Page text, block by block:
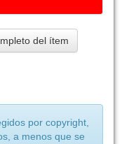
del ítem
por copyright,
a menos que se